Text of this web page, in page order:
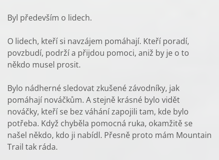
Byl především o lidech.
O lidech, kteří si navzájem pomáhají. Kteří poradí,
povzbudí, podrží a přijdou pomoci, aniž by je o to
někdo musel prosit.
Bylo nádherné sledovat zkušené závodníky, jak
pomáhají nováčkům. A stejně krásné bylo vidět
nováčky, kteří se bez váhání zapojili tam, kde bylo
potřeba. Když chyběla pomocná ruka, okamžitě se
našel někdo, kdo ji nabídl. Přesně proto mám Mountain
Trail tak ráda.